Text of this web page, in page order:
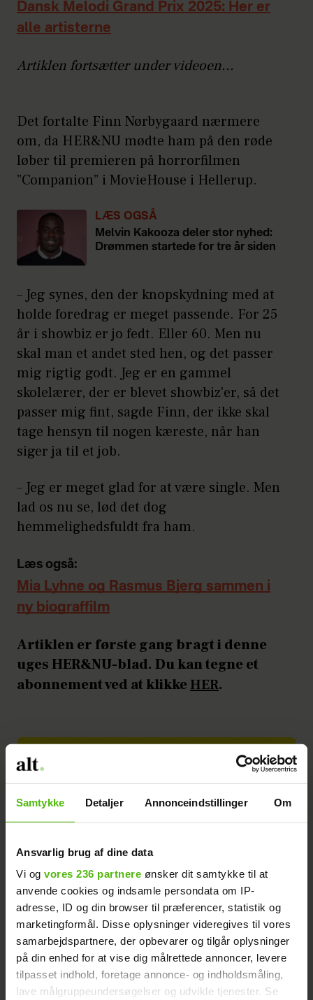
Samtykke Detaljer Annonceindstillinger Om
Ansvarlig brug af dine data
Vi og vores 236 partnere ønsker dit samtykke til at
anvende cookies og indsamle persondata om IP-
adresse, ID og din browser til præferencer, statistik og
marketingformål. Disse oplysninger videregives til vores
samarbejdspartnere, der opbevarer og tilgår oplysninger
på din enhed for at vise dig målrettede annoncer, levere
tilpasset indhold, foretage annonce- og indholdsmåling,
lave målgruppeundersøgelser og udvikle tjenester. Se
Dansk Melodi Grand Prix 2025: Her er
alle artisterne
Artiklen fortsætter under videoen...
Det fortalte Finn Nørbygaard nærmere
om, da HER&NU mødte ham på den røde
løber til premieren på horrorfilmen
”Companion” i MovieHouse i Hellerup.
LÆS OGSÅ
Melvin Kakooza deler stor nyhed:
Drømmen startede for tre år siden
– Jeg synes, den der knopskydning med at
holde foredrag er meget passende. For 25
år i showbiz er jo fedt. Eller 60. Men nu
skal man et andet sted hen, og det passer
mig rigtig godt. Jeg er en gammel
skolelærer, der er blevet showbiz'er, så det
passer mig fint, sagde Finn, der ikke skal
tage hensyn til nogen kæreste, når han
siger ja til et job.
– Jeg er meget glad for at være single. Men
lad os nu se, lød det dog
hemmelighedsfuldt fra ham.
Læs også:
Mia Lyhne og Rasmus Bjerg sammen i
ny biograffilm
Artiklen er første gang bragt i denne
uges HER&NU-blad. Du kan tegne et
abonnement ved at klikkeHER.